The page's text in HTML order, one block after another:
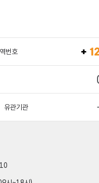
번호
유관기관